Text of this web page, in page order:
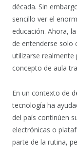
década. Sin
sencillo ver el
educación. Ahora,
de entenderse solo
utilizarse
concepto de aula
En un contexto de
tecnología ha
del país continúen
electrónicas o
parte de la rutina,